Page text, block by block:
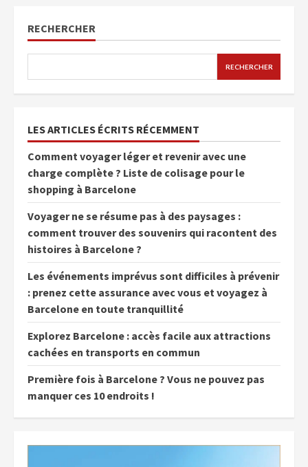
RECHERCHER
RECHERCHER
LES ARTICLES ÉCRITS RÉCEMMENT
Comment voyager léger et revenir avec une
charge complète ? Liste de colisage pour le
shopping à Barcelone
Voyager ne se résume pas à des paysages :
comment trouver des souvenirs qui racontent des
histoires à Barcelone ?
Les événements imprévus sont difficiles à prévenir
: prenez cette assurance avec vous et voyagez à
Barcelone en toute tranquillité
Explorez Barcelone : accès facile aux attractions
cachées en transports en commun
Première fois à Barcelone ? Vous ne pouvez pas
manquer ces 10 endroits !